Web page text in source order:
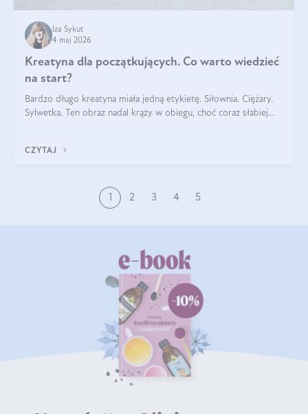
Iza Sykut
4 maj 2026
Kreatyna dla początkujących. Co warto wiedzieć
na start?
Bardzo długo kreatyna miała jedną etykietę. Siłownia. Ciężary.
Sylwetka. Ten obraz nadal krąży w obiegu, choć coraz słabiej
składnikiem obec
CZYTAJ
1 2 3 4 5